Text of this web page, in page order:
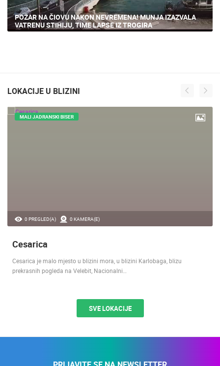
POŽAR NA ČIOVU NAKON NEVREMENA! MUNJA IZAZVALA
VATRENU STIHIJU, TIME LAPSE IZ TROGIRA
LOKACIJE U BLIZINI
0 PREGLED(A) 0 KAMERA(E)
MALI JADRANSKI BISER
Cesarica
Cesarica je malo mjesto u blizini mora, u blizini Karlobaga, blizu
prekrasnih pogleda na Velebit, Nacionalni…
SVE LOKACIJE